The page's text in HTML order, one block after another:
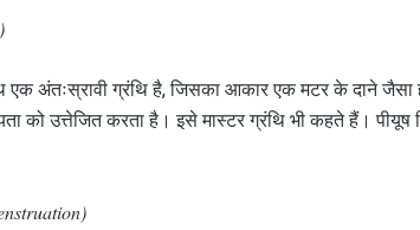
एक अंतःस्रावी ग्रंथि है, जिसका आकार एक मटर के दाने जैसा
को उत्तेजित करता है। इसे मास्टर ग्रंथि भी कहते हैं। पीयूष